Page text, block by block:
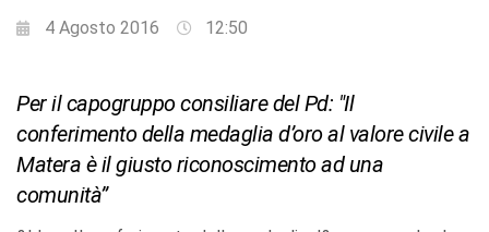
4 Agosto 2016 12:50
Per il capogruppo consiliare del Pd: "Il
conferimento della medaglia d’oro al valore civile a
Matera è il giusto riconoscimento ad una
comunità”